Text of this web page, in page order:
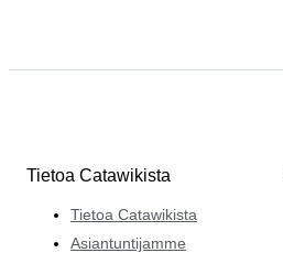
Tietoa Catawikista
Tietoa Catawikista
Asiantuntijamme